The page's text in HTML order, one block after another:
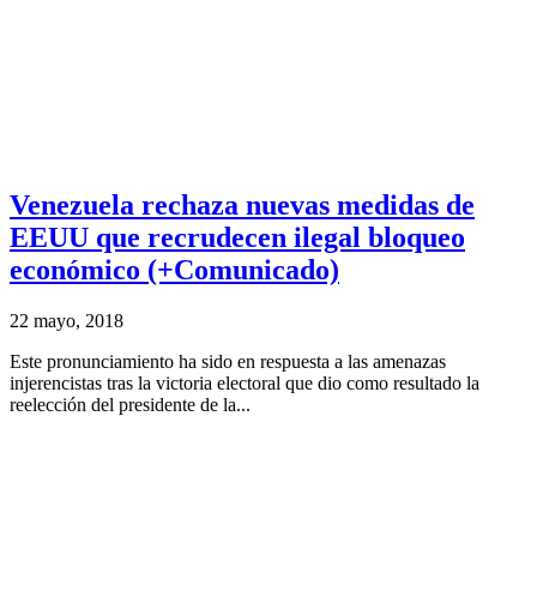
Venezuela rechaza nuevas medidas de
EEUU que recrudecen ilegal bloqueo
económico (+Comunicado)
22 mayo, 2018
Este pronunciamiento ha sido en respuesta a las amenazas
injerencistas tras la victoria electoral que dio como resultado la
reelección del presidente de la...